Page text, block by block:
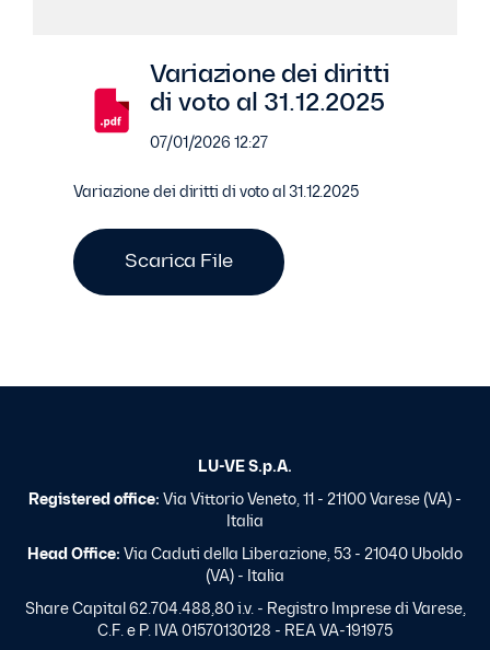
Variazione dei diritti
di voto al 31.12.2025
07/01/2026 12:27
Variazione dei diritti di voto al 31.12.2025
Scarica File
LU-VE S.p.A.
Registered office: Via Vittorio Veneto, 11 - 21100 Varese (VA) -
Italia
Head Office: Via Caduti della Liberazione, 53 - 21040 Uboldo
(VA) - Italia
Share Capital 62.704.488,80 i.v. - Registro Imprese di Varese,
C.F. e P. IVA 01570130128 - REA VA-191975